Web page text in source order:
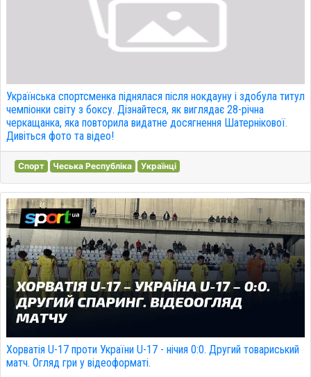
Українська спортсменка піднялася після нокдауну і здобула титул
чемпіонки світу з боксу. Дізнайтеся, як виглядає 28-річна
черкащанка, яка повторила видатне досягнення Шатернікової.
Дивіться фото та відео!
Спорт Чеська Республіка Українці
Хорватія U-17 проти України U-17 - нічия 0:0. Другий товариський
матч. Огляд гри у відеоформаті.